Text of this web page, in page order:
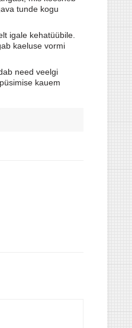
tunde kogu
igale kehatüübile.
kaeluse vormi
need veelgi
kauem